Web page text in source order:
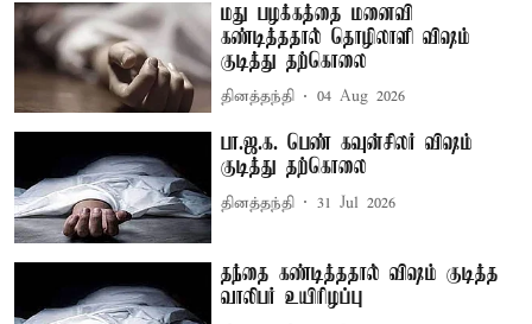
மது பழக்கத்தை மனைவி
கண்டித்ததால் தொழிலாளி விஷம்
குடித்து தற்கொலை
தினத்தந்தி 04 Aug 2026
பா.ஜ.க. பெண் கவுன்சிலர் விஷம்
குடித்து தற்கொலை
தினத்தந்தி 31 Jul 2026
தந்தை கண்டித்ததால் விஷம் குடித்த
வாலிபர் உயிரிழப்பு